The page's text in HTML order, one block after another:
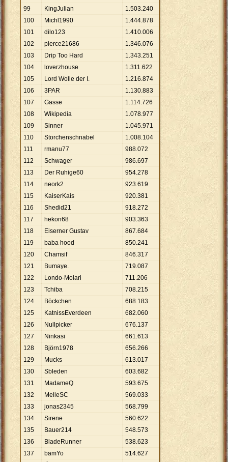
99
KingJulian 1.503.240
100
Michl1990 1.444.878
101
dilo123 1.410.006
102
pierce21686 1.346.076
103
Drip Too Hard 1.343.251
104
loverzhouse 1.311.622
105
Lord Wolle der I. 1.216.874
106
3PAR 1.130.883
107
Gasse 1.114.726
108
Wikipedia 1.078.977
109
Sinner 1.045.971
110
Storchenschnabel 1.008.104
111
rmanu77 988.072
112
Schwager 986.697
113
Der Ruhige60 954.278
114
neork2 923.619
115
KaiserKais 920.381
116
Shedid21 918.272
117
hekon68 903.363
118
Eiserner Gustav 867.684
119
baba hood 850.241
120
Chamsif 846.317
121
Bumaye. 719.087
122
Londo-Molari 711.206
123
Tchiba 708.215
124
Böckchen 688.183
125
KatnissEverdeen 682.060
126
Nullpicker 676.137
127
Ninkasi 661.613
128
Björn1978 656.266
129
Mucks 613.017
130
Sbleden 603.682
131
MadameQ 593.675
132
MelleSC 569.033
133
jonas2345 568.799
134
Sirene 560.622
135
Bauer214 548.573
136
BladeRunner 538.623
137
bamYo 514.627